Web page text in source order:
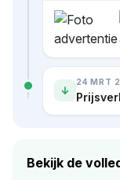
24 MRT
Bekijk de